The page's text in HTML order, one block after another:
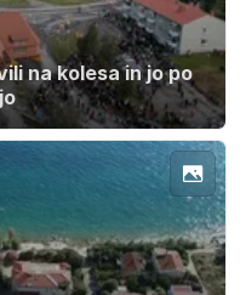
na kolesa in jo po